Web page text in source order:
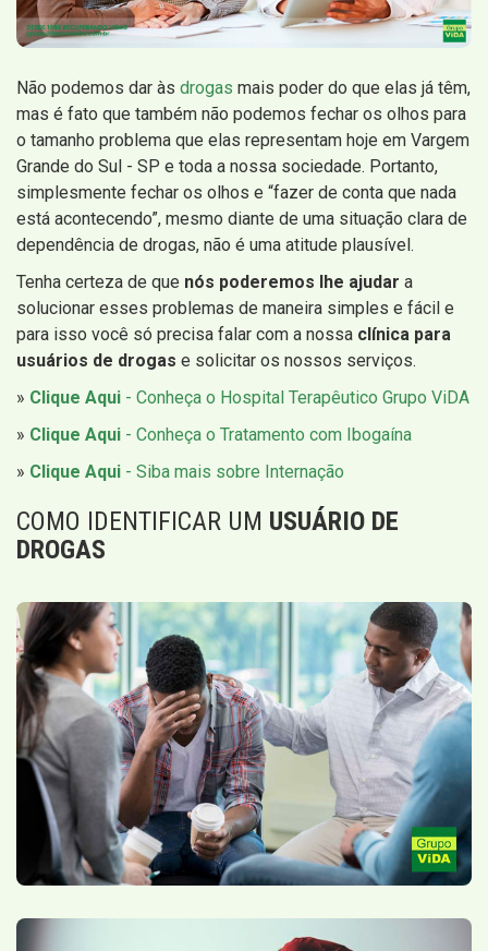
Não podemos dar às drogas mais poder do que elas já têm,
mas é fato que também não podemos fechar os olhos para
o tamanho problema que elas representam hoje em Vargem
Grande do Sul - SP e toda a nossa sociedade. Portanto,
simplesmente fechar os olhos e “fazer de conta que nada
está acontecendo”, mesmo diante de uma situação clara de
dependência de drogas, não é uma atitude plausível.
Tenha certeza de que nós poderemos lhe ajudar a
solucionar esses problemas de maneira simples e fácil e
para isso você só precisa falar com a nossa clínica para
usuários de drogas e solicitar os nossos serviços.
» Clique Aqui - Conheça o Hospital Terapêutico Grupo ViDA
» Clique Aqui - Conheça o Tratamento com Ibogaína
» Clique Aqui - Siba mais sobre Internação
COMO IDENTIFICAR UM USUÁRIO DE
DROGAS